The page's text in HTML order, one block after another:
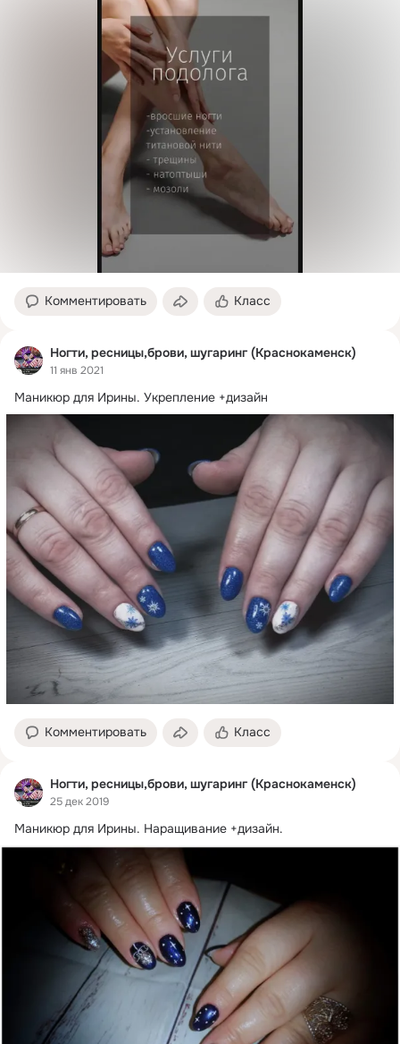
Комментировать Класс
Ногти, ресницы,брови, шугаринг (Краснокаменск)
11 янв 2021
Маникюр для Ирины. Укрепление +дизайн
Комментировать Класс
Ногти, ресницы,брови, шугаринг (Краснокаменск)
25 дек 2019
Маникюр для Ирины. Наращивание +дизайн.